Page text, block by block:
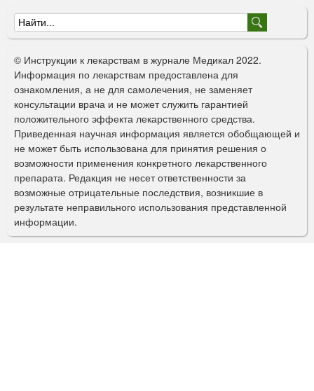
Ф
о
р
м
а
п
о
и
с
к
© Инструкции к лекарствам в журнале Медикал 2022.
Информация по лекарствам предоставлена для
ознакомления, а не для самолечения, не заменяет
консультации врача и не может служить гарантией
положительного эффекта лекарственного средства.
Приведенная научная информация является обобщающей и
не может быть использована для принятия решения о
возможности применения конкретного лекарственного
препарата. Редакция не несет ответственности за
возможные отрицательные последствия, возникшие в
результате неправильного использования представленной
информации.